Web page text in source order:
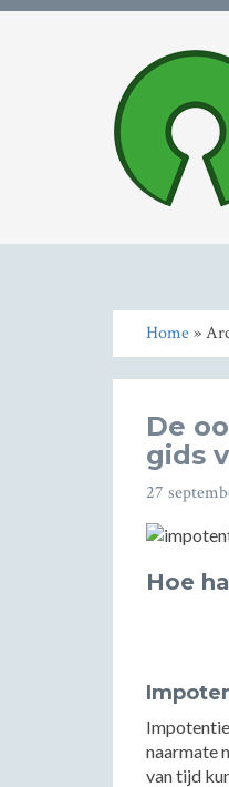
Home»
De
gids
27
Hoe
naarmate
van tijd